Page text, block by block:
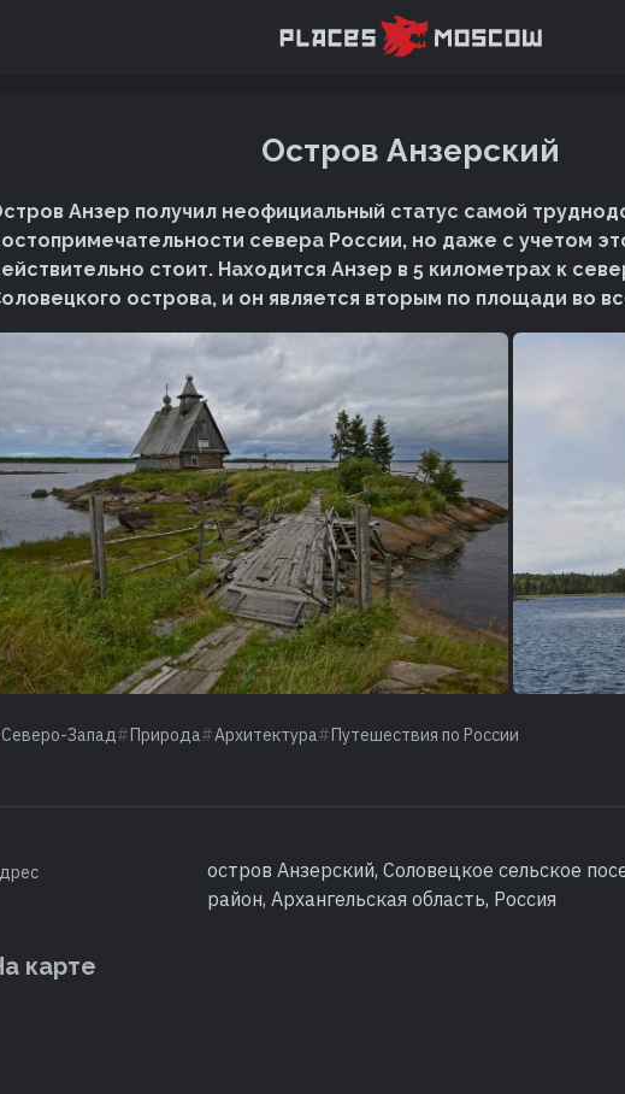
Остров Анзерский
Анзер получил неофициальный статус самой
севера России, но даже с учетом
стоит. Находится Анзер в 5 километрах к
острова, и он является вторым по площади во
Северо-Запад Природа Архитектура Путешествия по России
остров Анзерский, Соловецкое сельское
район, Архангельская область, Россия
карте